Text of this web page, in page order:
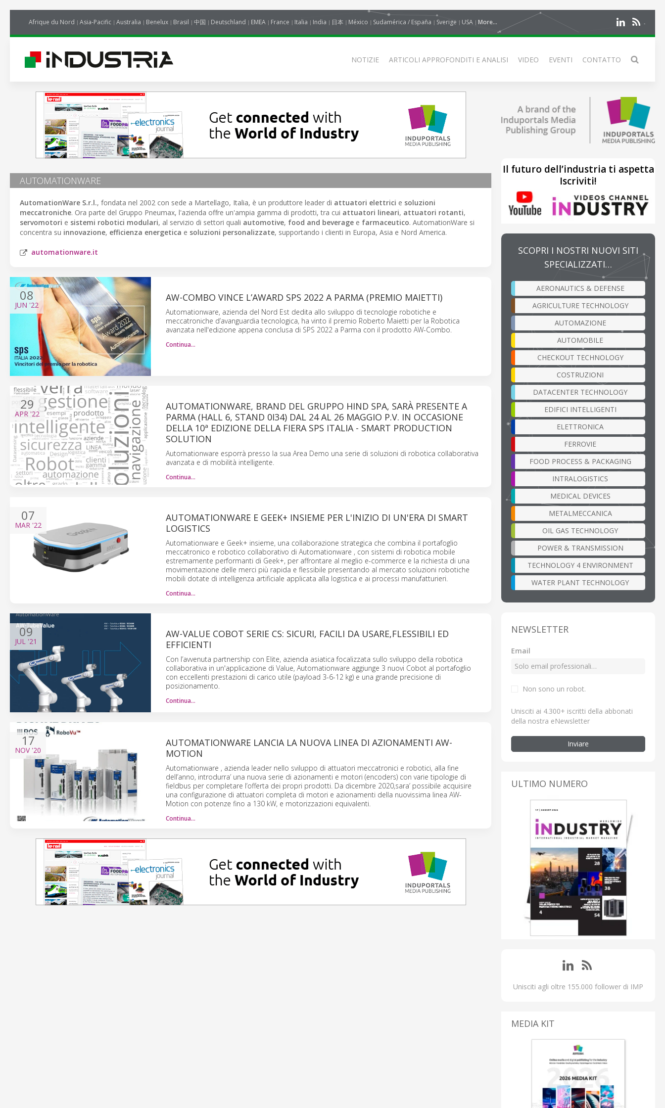
Afrique du Nord Asia-Pacific Australia Benelux Brasil 中国 Deutschland EMEA France Italia India 日本 México Sudamérica / España Sverige USA More...
NOTIZIE ARTICOLI APPROFONDITI E ANALISI VIDEO EVENTI CONTATTO
AUTOMATIONWARE
AutomationWare S.r.l., fondata nel 2002 con sede a Martellago, Italia, è un produttore leader di attuatori elettrici e soluzioni
meccatroniche. Ora parte del Gruppo Pneumax, l'azienda offre un'ampia gamma di prodotti, tra cui attuatori lineari, attuatori rotanti,
servomotori e sistemi robotici modulari, al servizio di settori quali automotive, food and beverage e farmaceutico. AutomationWare si
concentra su innovazione, efficienza energetica e soluzioni personalizzate, supportando i clienti in Europa, Asia e Nord America.
automationware.it
08
JUN '22
AW-COMBO VINCE L’AWARD SPS 2022 A PARMA (PREMIO MAIETTI)
Automationware, azienda del Nord Est dedita allo sviluppo di tecnologie robotiche e
meccatroniche d’avanguardia tecnologica, ha vinto il premio Roberto Maietti per la Robotica
avanzata nell'edizione appena conclusa di SPS 2022 a Parma con il prodotto AW-Combo.
Continua…
29
APR '22
AUTOMATIONWARE, BRAND DEL GRUPPO HIND SPA, SARÀ PRESENTE A
PARMA (HALL 6, STAND 0I34) DAL 24 AL 26 MAGGIO P.V. IN OCCASIONE
DELLA 10ª EDIZIONE DELLA FIERA SPS ITALIA - SMART PRODUCTION
SOLUTION
Automationware esporrà presso la sua Area Demo una serie di soluzioni di robotica collaborativa
avanzata e di mobilità intelligente.
Continua…
07
MAR '22
AUTOMATIONWARE E GEEK+ INSIEME PER L'INIZIO DI UN'ERA DI SMART
LOGISTICS
Automationware e Geek+ insieme, una collaborazione strategica che combina il portafoglio
meccatronico e robotico collaborativo di Automationware , con sistemi di robotica mobile
estremamente performanti di Geek+, per affrontare al meglio e-commerce e la richiesta di una
movimentazione delle merci più rapida e flessibile presentando al mercato soluzioni robotiche
mobili dotate di intelligenza artificiale applicata alla logistica e ai processi manufatturieri.
Continua…
09
JUL '21
AW-VALUE COBOT SERIE CS: SICURI, FACILI DA USARE,FLESSIBILI ED
EFFICIENTI
Con l’avvenuta partnership con Elite, azienda asiatica focalizzata sullo sviluppo della robotica
collaborativa in un'applicazione di Value, Automationware aggiunge 3 nuovi Cobot al portafoglio
con eccellenti prestazioni di carico utile (payload 3-6-12 kg) e una grande precisione di
posizionamento.
Continua…
17
NOV'20
AUTOMATIONWARE LANCIA LA NUOVA LINEA DI AZIONAMENTI AW-
MOTION
Automationware , azienda leader nello sviluppo di attuatori meccatronici e robotici, alla fine
dell’anno, introdurra’ una nuova serie di azionamenti e motori (encoders) con varie tipologie di
fieldbus per completare l’offerta dei propri prodotti. Da dicembre 2020,sara’ possibile acquisire
una configurazione di attuatori completa di motori e azionamenti della nuovissima linea AW-
Motion con potenze fino a 130 kW, e motorizzazioni equivalenti.
Continua…
Il futuro dell’industria ti aspetta
Iscriviti!
SCOPRI I NOSTRI NUOVI SITI
SPECIALIZZATI…
AERONAUTICS & DEFENSE
AGRICULTURE TECHNOLOGY
AUTOMAZIONE
AUTOMOBILE
CHECKOUT TECHNOLOGY
COSTRUZIONI
DATACENTER TECHNOLOGY
EDIFICI INTELLIGENTI
ELETTRONICA
FERROVIE
FOOD PROCESS & PACKAGING
INTRALOGISTICS
MEDICAL DEVICES
METALMECCANICA
OIL GAS TECHNOLOGY
POWER & TRANSMISSION
TECHNOLOGY 4 ENVIRONMENT
WATER PLANT TECHNOLOGY
NEWSLETTER
Email
Non sono un robot.
Unisciti ai 4.300+ iscritti della abbonati
della nostra eNewsletter
Inviare
ULTIMO NUMERO
Unisciti agli oltre 155.000 follower di IMP
MEDIA KIT